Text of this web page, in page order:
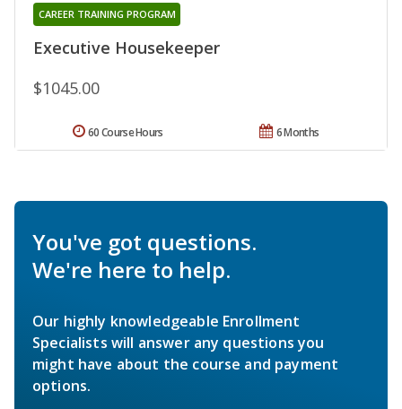
Executive Housekeeper
CAREER TRAINING PROGRAM
$1045.00
6 Months
60 Course Hours
You've got questions.
We're here to help.
Our highly knowledgeable Enrollment
Specialists will answer any questions you
might have about the course and payment
options.